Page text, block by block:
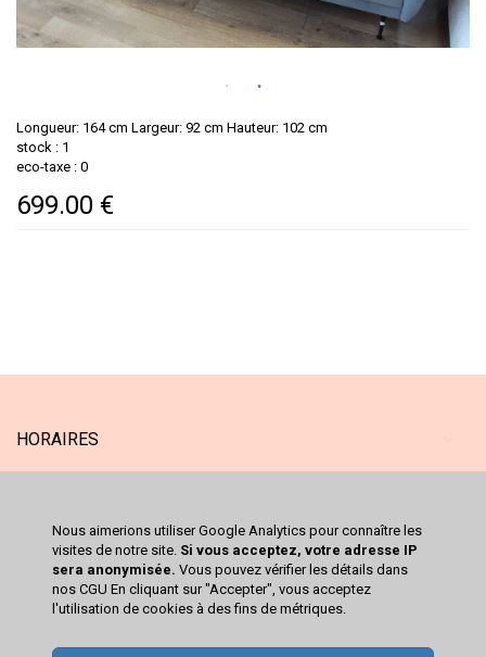
Nous aimerions utiliser Google Analytics pour connaître les
visites de notre site. Si vous acceptez, votre adresse IP
sera anonymisée. Vous pouvez vérifier les détails dans
nos CGU En cliquant sur "Accepter", vous acceptez
l'utilisation de cookies à des fins de métriques.
Longueur: 164 cm Largeur: 92 cm Hauteur: 102 cm
stock : 1
eco-taxe : 0
699.00 €
HORAIRES
SERVICES
CATALOGUE